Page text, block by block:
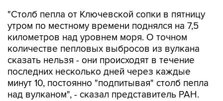
"Столб пепла от Ключевской сопки в пятницу
утром по местному времени поднялся на 7,5
километров над уровнем моря. О точном
количестве пепловых выбросов из вулкана
сказать нельзя - они происходят в течение
последних несколько дней через каждые
минут 10, постоянно "подпитывая" столб пепла
над вулканом", - сказал представитель РАН.